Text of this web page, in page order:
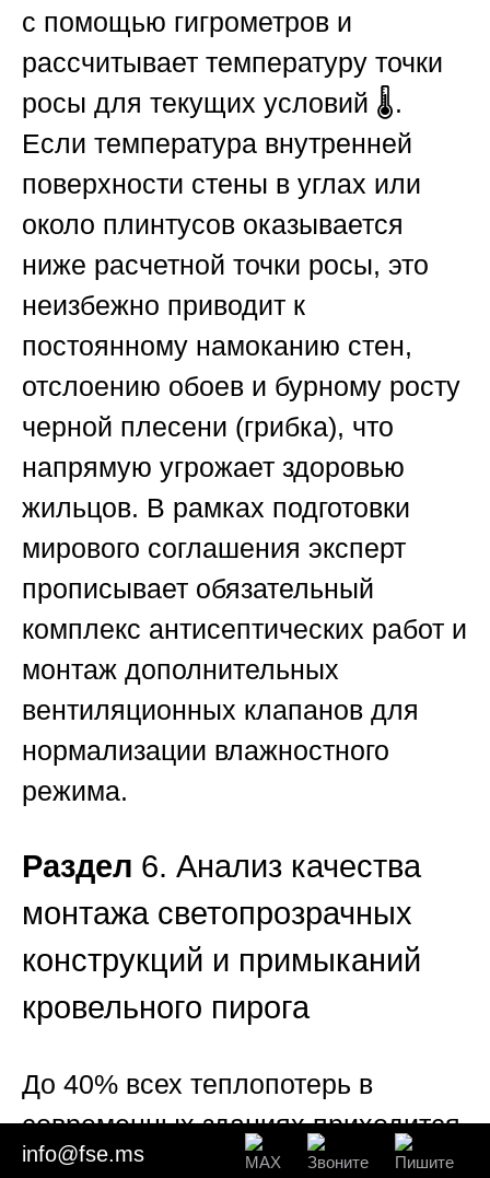
с помощью гигрометров и
рассчитывает температуру точки
росы для текущих условий 🌡️.
Если температура внутренней
поверхности стены в углах или
около плинтусов оказывается
ниже расчетной точки росы, это
неизбежно приводит к
постоянному намоканию стен,
отслоению обоев и бурному росту
черной плесени (грибка), что
напрямую угрожает здоровью
жильцов. В рамках подготовки
мирового соглашения эксперт
прописывает обязательный
комплекс антисептических работ и
монтаж дополнительных
вентиляционных клапанов для
нормализации влажностного
режима.
Раздел 6. Анализ качества
монтажа светопрозрачных
конструкций и примыканий
кровельного пирога
До 40% всех теплопотерь в
современных зданиях приходится
не на сами стены, а на узлы
info@fse.ms